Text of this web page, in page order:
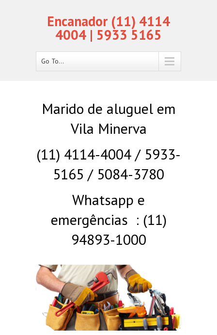
Encanador (11) 4114
4004 | 5933 5165
Go To...
Marido de aluguel em
Vila Minerva
(11) 4114-4004 / 5933-
5165 / 5084-3780
Whatsapp e
emergências : (11)
94893-1000